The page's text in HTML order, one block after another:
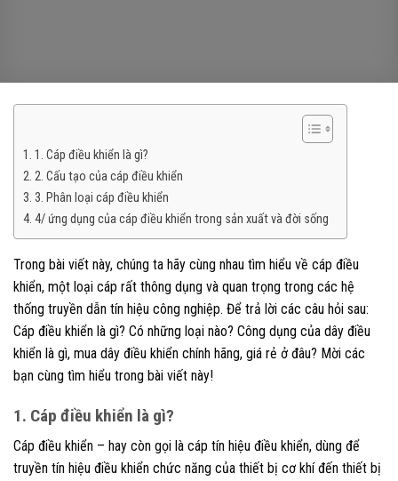
1. Cáp điều khiển là gì?
2. Cấu tạo của cáp điều khiển
3. Phân loại cáp điều khiển
4/ ứng dụng của cáp điều khiển trong sản xuất và đời sống
Trong bài viết này, chúng ta hãy cùng nhau tìm hiểu về cáp điều
khiển, một loại cáp rất thông dụng và quan trọng trong các hệ
thống truyền dẫn tín hiệu công nghiệp. Để trả lời các câu hỏi sau:
Cáp điều khiển là gì? Có những loại nào? Công dụng của dây điều
khiển là gì, mua dây điều khiển chính hãng, giá rẻ ở đâu? Mời các
bạn cùng tìm hiểu trong bài viết này!
1. Cáp điều khiển là gì?
Cáp điều khiển – hay còn gọi là cáp tín hiệu điều khiển, dùng để
truyền tín hiệu điều khiển chức năng của thiết bị cơ khí đến thiết bị